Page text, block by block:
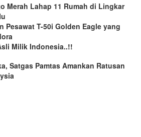
Merah Lahap 11 Rumah di Lingkar
Pesawat T-50i Golden Eagle yang
Milik Indonesia..!!
Satgas Pamtas Amankan Ratusan